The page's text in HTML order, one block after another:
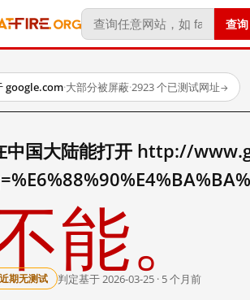
查询
google.com·大部分被屏蔽·2923 个已测试网址→
中国大陆能打开 http://
能。
近期无测试 判定基于 2026-03-25 · 5 个月前